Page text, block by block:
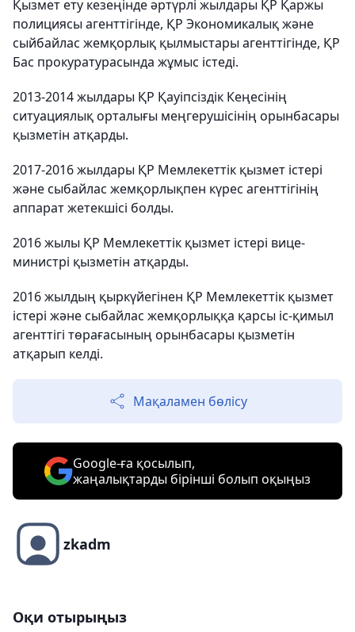
Қызмет ету кезеңінде әртүрлі жылдары ҚР Қаржы
полициясы агенттігінде, ҚР Экономикалық және
сыйбайлас жемқорлық қылмыстары агенттігінде, ҚР
Бас прокуратурасында жұмыс істеді.
2013-2014 жылдары ҚР Қауіпсіздік Кеңесінің
ситуациялық орталығы меңгерушісінің орынбасары
қызметін атқарды.
2017-2016 жылдары ҚР Мемлекеттік қызмет істері
және сыбайлас жемқорлықпен күрес агенттігінің
аппарат жетекшісі болды.
2016 жылы ҚР Мемлекеттік қызмет істері вице-
министрі қызметін атқарды.
2016 жылдың қыркүйегінен ҚР Мемлекеттік қызмет
істері және сыбайлас жемқорлыққа қарсы іс-қимыл
агенттігі төрағасының орынбасары қызметін
атқарып келді.
Мақаламен бөлісу
Google-ға қосылып,
жаңалықтарды бірінші болып оқыңыз
zkadm
Оқи отырыңыз